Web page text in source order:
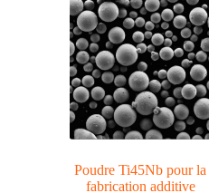
Poudre Ti45Nb pour la
fabrication additive